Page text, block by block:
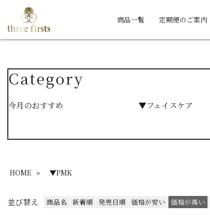
商品一覧 定期便のご案内
Category
今月のおすすめ ▼フェイスケア
HOME » ▼PMK
並び替え 商品名 新着順 発売日順 価格が安い 価格が高い